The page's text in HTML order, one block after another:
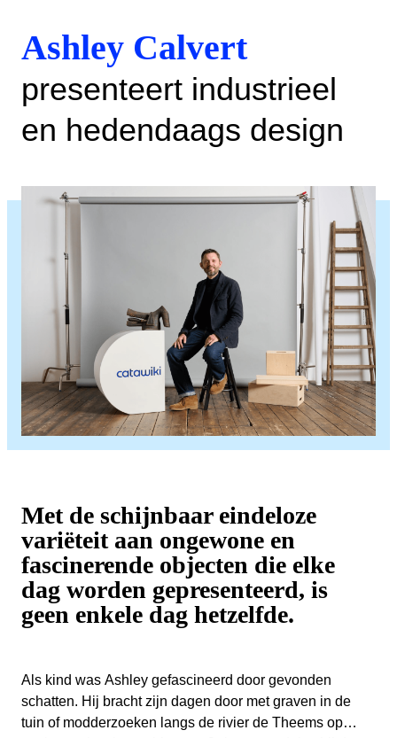
Ashley Calvert
presenteert industrieel
en hedendaags design
Met de schijnbaar eindeloze
variëteit aan ongewone en
fascinerende objecten die elke
dag worden gepresenteerd, is
geen enkele dag hetzelfde.
Als kind was Ashley gefascineerd door gevonden
schatten. Hij bracht zijn dagen door met graven in de
tuin of modderzoeken langs de rivier de Theems op